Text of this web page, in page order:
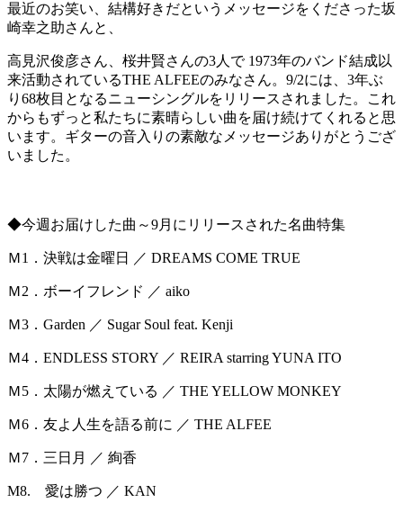
最近のお笑い、結構好きだというメッセージをくださった坂
崎幸之助さんと、
高見沢俊彦さん、桜井賢さんの3人で 1973年のバンド結成以
来活動されているTHE ALFEEのみなさん。9/2には、3年ぶ
り68枚目となるニューシングルをリリースされました。これ
からもずっと私たちに素晴らしい曲を届け続けてくれると思
います。ギターの音入りの素敵なメッセージありがとうござ
いました。
◆今週お届けした曲～9月にリリースされた名曲特集
Ｍ1．決戦は金曜日 ／ DREAMS COME TRUE
Ｍ2．ボーイフレンド ／ aiko
Ｍ3．Garden ／ Sugar Soul feat. Kenji
Ｍ4．ENDLESS STORY ／ REIRA starring YUNA ITO
Ｍ5．太陽が燃えている ／ THE YELLOW MONKEY
Ｍ6．友よ人生を語る前に ／ THE ALFEE
Ｍ7．三日月 ／ 絢香
M8. 愛は勝つ ／ KAN